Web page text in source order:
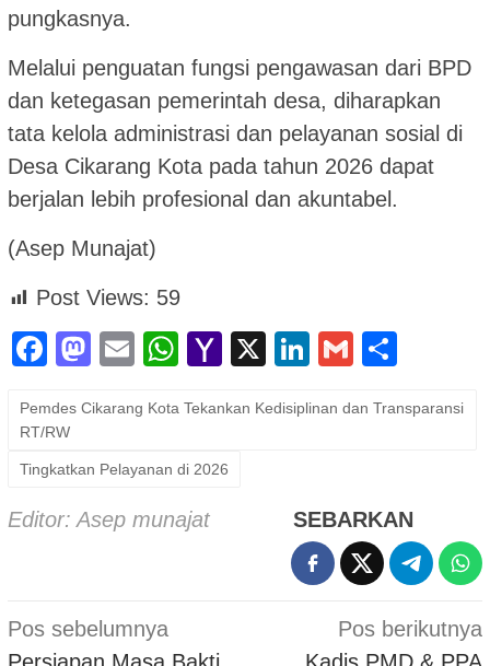
pungkasnya.
Melalui penguatan fungsi pengawasan dari BPD
dan ketegasan pemerintah desa, diharapkan
tata kelola administrasi dan pelayanan sosial di
Desa Cikarang Kota pada tahun 2026 dapat
berjalan lebih profesional dan akuntabel.
(Asep Munajat)
Post Views: 59
Facebook
Mastodon
EmailWhatsApp
Yahoo
X LinkedIn
Gmail
Pemdes Cikarang Kota Tekankan Kedisiplinan dan Transparansi
RT/RW
Tingkatkan Pelayanan di 2026
Editor: Asep munajat SEBARKAN
Navigasi
Pos sebelumnya
Pos berikutnya